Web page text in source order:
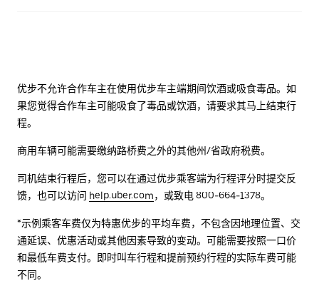
优步不允许合作车主在使用优步车主端期间饮酒或吸食毒品。如
果您觉得合作车主可能吸食了毒品或饮酒，请要求其马上结束行
程。
商用车辆可能需要缴纳路桥费之外的其他州/省政府税费。
司机结束行程后，您可以在通过优步乘客端为行程评分时提交反
馈，也可以访问 help.uber.com，或致电 800-664-1378。
*示例乘客车费仅为特惠优步的平均车费，不包含因地理位置、交
通延误、优惠活动或其他因素导致的变动。可能需要按照一口价
和最低车费支付。即时叫车行程和提前预约行程的实际车费可能
不同。